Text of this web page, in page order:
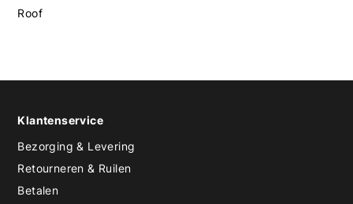
Roof
Klantenservice
Bezorging & Levering
Retourneren & Ruilen
Betalen